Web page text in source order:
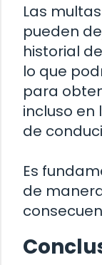
Las
pueden
historial
lo que
para
incluso en
de
Es
de